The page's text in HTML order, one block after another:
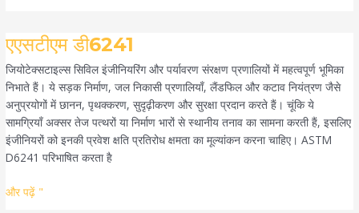
एएसटीएम डी6241
जियोटेक्सटाइल्स सिविल इंजीनियरिंग और पर्यावरण संरक्षण प्रणालियों में महत्वपूर्ण भूमिका
निभाते हैं। ये सड़क निर्माण, जल निकासी प्रणालियाँ, लैंडफिल और कटाव नियंत्रण जैसे
अनुप्रयोगों में छानन, पृथक्करण, सुदृढ़ीकरण और सुरक्षा प्रदान करते हैं। चूंकि ये
सामग्रियाँ अक्सर तेज पत्थरों या निर्माण भारों से स्थानीय तनाव का सामना करती हैं, इसलिए
इंजीनियरों को इनकी प्रवेश क्षति प्रतिरोध क्षमता का मूल्यांकन करना चाहिए। ASTM
D6241 परिभाषित करता है
एएसटीएम
डी6241
और पढ़ें "